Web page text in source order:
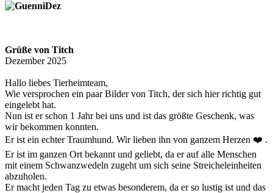
Grüße von Titch
Dezember 2025
Hallo liebes Tierheimteam,
Wie versprochen ein paar Bilder von Titch, der sich hier richtig gut
eingelebt hat.
Nun ist er schon 1 Jahr bei uns und ist das größte Geschenk, was
wir bekommen konnten.
Er ist ein echter Traumhund. Wir lieben ihn von ganzem Herzen ❤️ .
Er ist im ganzen Ort bekannt und geliebt, da er auf alle Menschen
mit einem Schwanzwedeln zugeht um sich seine Streicheleinheiten
abzuholen.
Er macht jeden Tag zu etwas besonderem, da er so lustig ist und das